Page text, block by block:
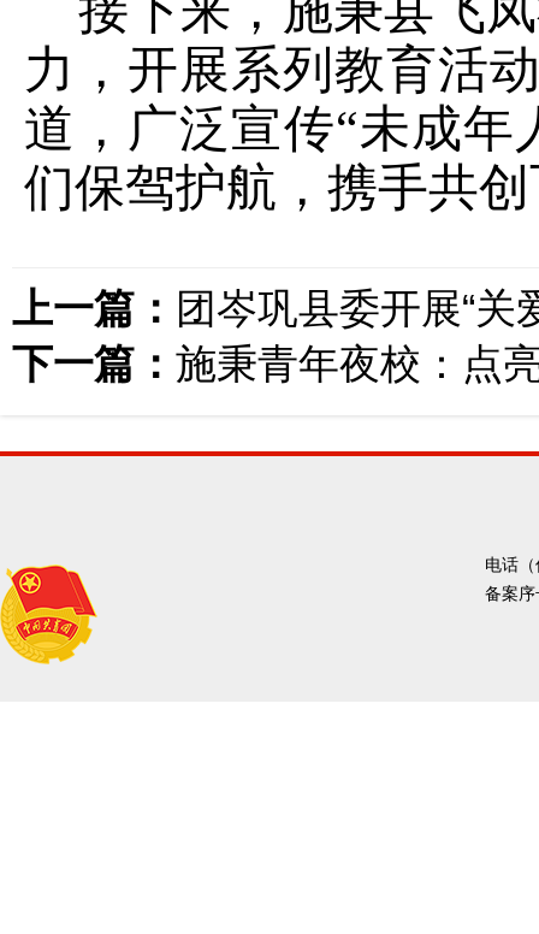
力 ， 开展系列教育活
道，广泛宣传“未成年
们保驾护航，携手共
上一篇： 团岑巩县委开展“关
下一篇： 施秉青年夜校：点
电话
备案序